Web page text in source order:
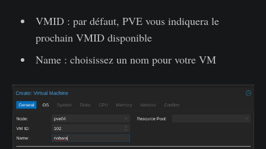
VMID : par défaut, PVE vous indiquera le
prochain VMID disponible
Name : choisissez un nom pour votre VM